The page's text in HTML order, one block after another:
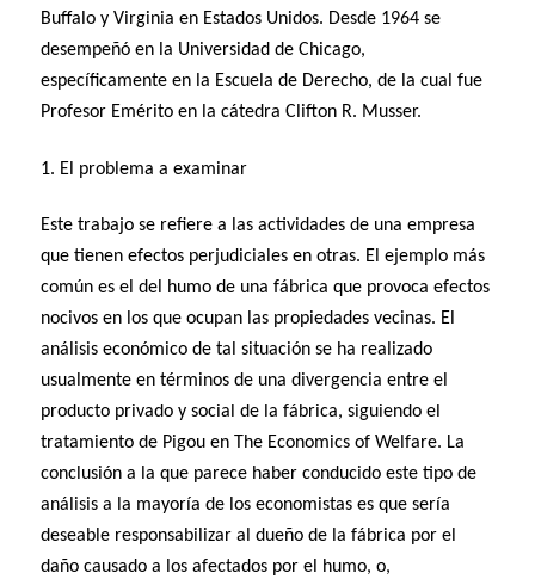
Buffalo y Virginia en Estados Unidos. Desde 1964 se
desempeñó en la Universidad de Chicago,
específicamente en la Escuela de Derecho, de la cual fue
Profesor Emérito en la cátedra Clifton R. Musser.
1. El problema a examinar
Este trabajo se refiere a las actividades de una empresa
que tienen efectos perjudiciales en otras. El ejemplo más
común es el del humo de una fábrica que provoca efectos
nocivos en los que ocupan las propiedades vecinas. El
análisis económico de tal situación se ha realizado
usualmente en términos de una divergencia entre el
producto privado y social de la fábrica, siguiendo el
tratamiento de Pigou en The Economics of Welfare. La
conclusión a la que parece haber conducido este tipo de
análisis a la mayoría de los economistas es que sería
deseable responsabilizar al dueño de la fábrica por el
daño causado a los afectados por el humo, o,